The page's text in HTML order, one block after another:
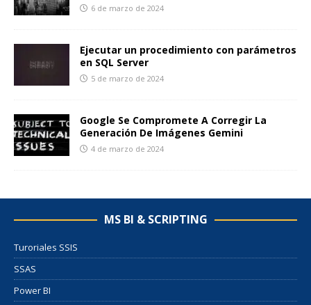
6 de marzo de 2024
Ejecutar un procedimiento con parámetros
en SQL Server
5 de marzo de 2024
Google Se Compromete A Corregir La
Generación De Imágenes Gemini
4 de marzo de 2024
MS BI & SCRIPTING
Turoriales SSIS
SSAS
Power BI